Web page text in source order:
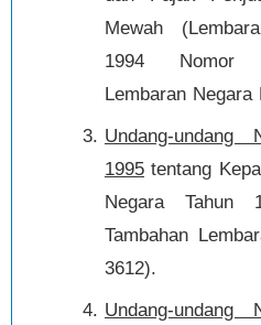
Mewah
1994 Nomor
Lembaran Negara
Undang-undang
1995 tentang
Negara Tahun
Tambahan
3612).
Undang-undang